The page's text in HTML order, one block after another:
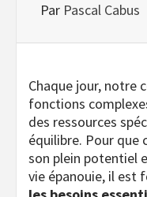
Par Pascal Cabus
Chaque jour, notre
fonctions
des ressources
équilibre. Pour que
son plein potentiel
vie épanouie, il est